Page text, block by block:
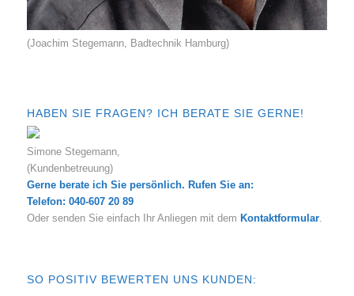
(Joachim Stegemann, Badtechnik Hamburg)
HABEN SIE FRAGEN? ICH BERATE SIE GERNE!
Simone Stegemann,
(Kundenbetreuung)
Gerne berate ich Sie persönlich. Rufen Sie an:
Telefon: 040-607 20 89
Oder senden Sie einfach Ihr Anliegen mit dem Kontaktformular.
SO POSITIV BEWERTEN UNS KUNDEN: